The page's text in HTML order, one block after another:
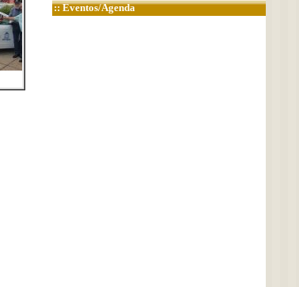
::Eventos/Agenda